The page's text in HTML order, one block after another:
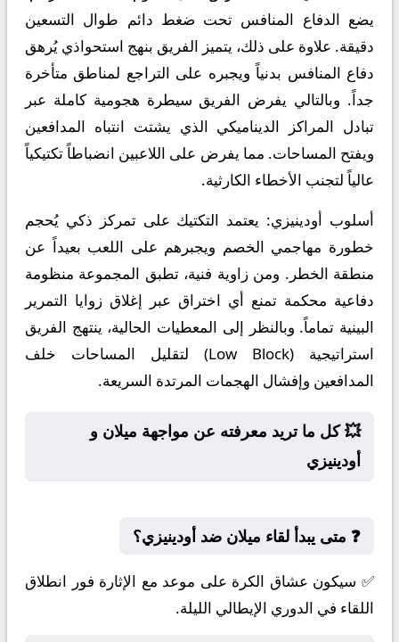
يضع الدفاع المنافس تحت ضغط دائم طوال التسعين
دقيقة. علاوة على ذلك، يتميز الفريق بنهج استحواذي يُرهق
دفاع المنافس بدنياً ويجبره على التراجع لمناطق متأخرة
جداً. وبالتالي يفرض الفريق سيطرة هجومية كاملة عبر
تبادل المراكز الديناميكي الذي يشتت انتباه المدافعين
ويفتح المساحات. مما يفرض على اللاعبين انضباطاً تكتيكياً
عالياً لتجنب الأخطاء الكارثية.
أسلوب أودينيزي: يعتمد التكتيك على تمركز ذكي يُحجم
خطورة مهاجمي الخصم ويجبرهم على اللعب بعيداً عن
منطقة الخطر. ومن زاوية فنية، تطبق المجموعة منظومة
دفاعية محكمة تمنع أي اختراق عبر إغلاق زوايا التمرير
البينية تماماً. وبالنظر إلى المعطيات الحالية، ينتهج الفريق
استراتيجية (Low Block) لتقليل المساحات خلف
المدافعين وإفشال الهجمات المرتدة السريعة.
💥 كل ما تريد معرفته عن مواجهة ميلان و
أودينيزي
❓ متى يبدأ لقاء ميلان ضد أودينيزي؟
✅ سيكون عشاق الكرة على موعد مع الإثارة فور انطلاق
اللقاء في الدوري الإيطالي الليلة.